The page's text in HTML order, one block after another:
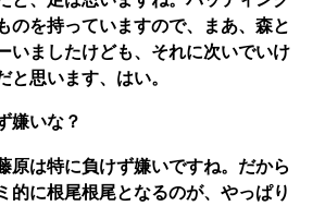
のを持っていますので、まあ、森と
いましたけども、それに次いでいけ
と思います、はい。
嫌いな？
原は特に負けず嫌いですね。だから
的に根尾根尾となるのが、やっぱり